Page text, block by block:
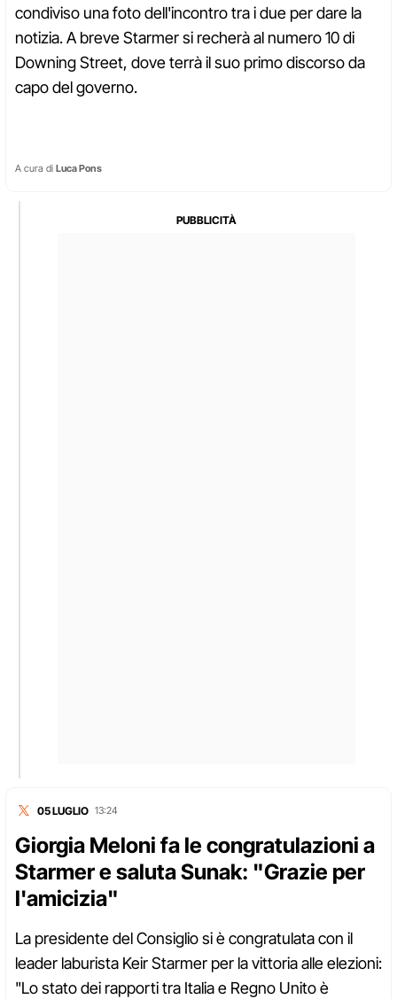
condiviso una foto dell'incontro tra i due per dare la
notizia. A breve Starmer si recherà al numero 10 di
Downing Street, dove terrà il suo primo discorso da
capo del governo.
A cura di Luca Pons
05 LUGLIO 13:24
Giorgia Meloni fa le congratulazioni a
Starmer e saluta Sunak: "Grazie per
l'amicizia"
La presidente del Consiglio si è congratulata con il
leader laburista Keir Starmer per la vittoria alle elezioni:
"Lo stato dei rapporti tra Italia e Regno Unito è